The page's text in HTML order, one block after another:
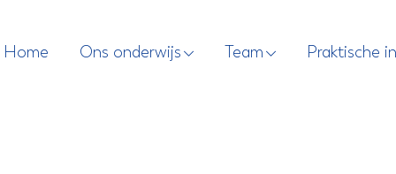
Home Ons onderwijs Team Praktische